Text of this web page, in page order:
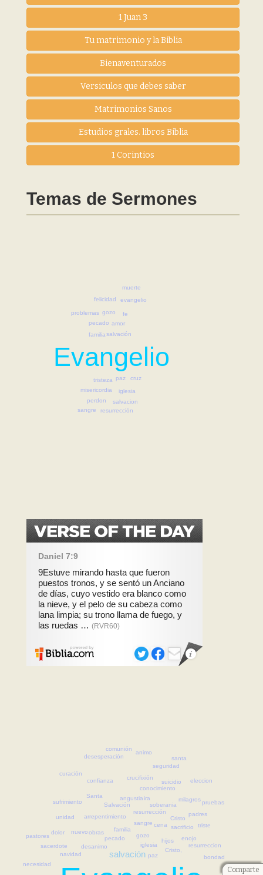
1 Juan 3
Tu matrimonio y la Biblia
Bienaventurados
Versiculos que debes saber
Matrimonios Sanos
Estudios grales. libros Biblia
1 Corintios
Temas de Sermones
Evangelio
salvación
tristeza
amor
misericordia
pecado
paz
familia
iglesia
fe
gozo
perdon salvacion
evangelio
cruz
felicidad
problemas
sangre resurrección
muerte
salvación
pecado
paz
familia
iglesia
gozo
sangre
resurrección
desanimo
arrepentimiento
hijos
Cristo,
Salvación
angustia
cena
obras
sacrificio
navidad
soberania
Cristo
conocimiento
enojo
nuevo
crucifixión
Santa
confianza
ira
resurreccion
unidad
suicidio
padres
milagros
sacerdote
dolor
sufrimiento
seguridad
triste
animo
bondad
desesperación
comunión
curación
santa
pruebas
necesidad
pastores
eleccion
Comparte